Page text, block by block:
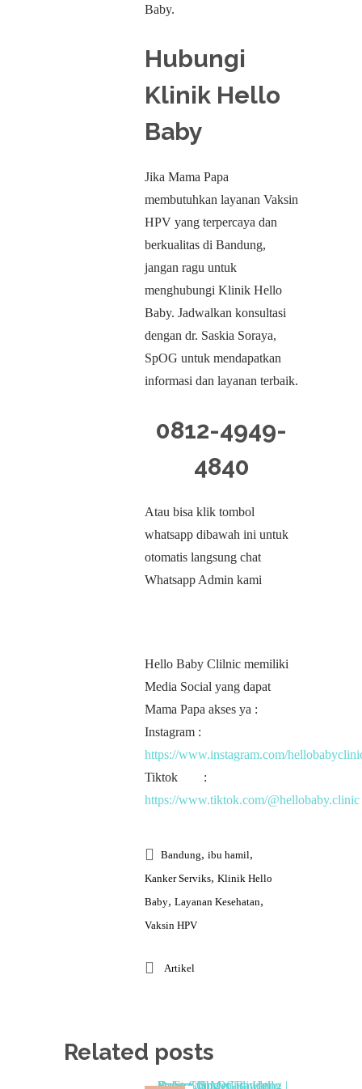
Baby.
Hubungi
Klinik Hello
Baby
Jika Mama Papa
membutuhkan layanan Vaksin
HPV yang terpercaya dan
berkualitas di Bandung,
jangan ragu untuk
menghubungi Klinik Hello
Baby. Jadwalkan konsultasi
dengan dr. Saskia Soraya,
SpOG untuk mendapatkan
informasi dan layanan terbaik.
0812-4949-
4840
Atau bisa klik tombol
whatsapp dibawah ini untuk
otomatis langsung chat
Whatsapp Admin kami
Hello Baby Clilnic memiliki
Media Social yang dapat
Mama Papa akses ya :
Instagram :
https://www.instagram.com/
Tiktok :
https://www.tiktok.com/@hellobaby.clinic
Bandung, ibu hamil,
Kanker Serviks, Klinik Hello
Baby, Layanan Kesehatan,
Vaksin HPV
Artikel
Related posts